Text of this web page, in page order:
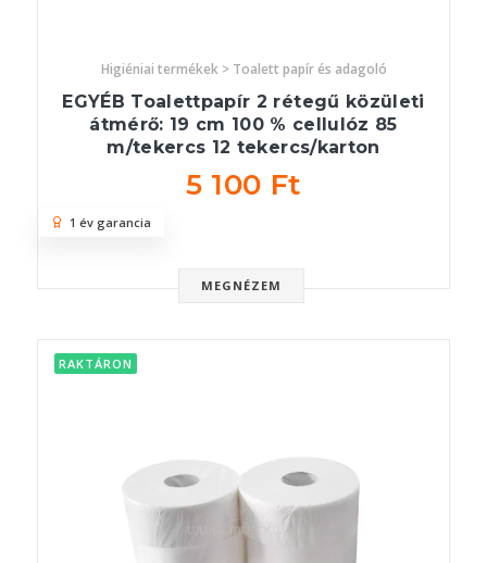
Higiéniai termékek > Toalett papír és adagoló
EGYÉB Toalettpapír 2 rétegű közületi
átmérő: 19 cm 100 % cellulóz 85
m/tekercs 12 tekercs/karton
5 100 Ft
MEGNÉZEM
1 év garancia
RAKTÁRON